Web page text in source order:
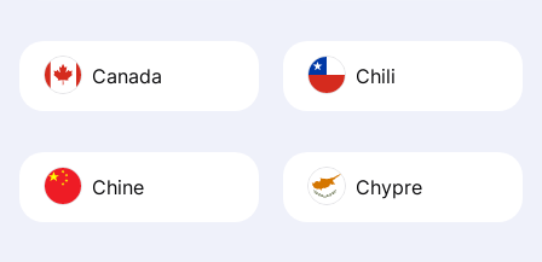
Canada Chili
Chine Chypre